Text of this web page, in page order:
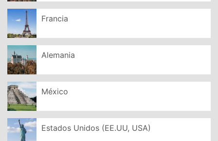
Francia
Alemania
México
Estados Unidos (EE.UU, USA)